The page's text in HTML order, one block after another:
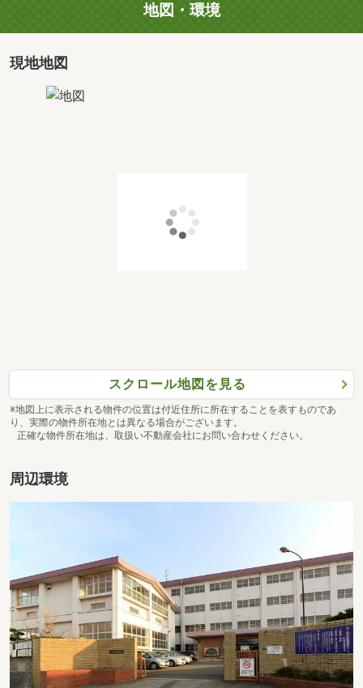
地図・環境
現地地図
スクロール地図を見る
※地図上に表示される物件の位置は付近住所に所在することを表すものであ
り、実際の物件所在地とは異なる場合がございます。
正確な物件所在地は、取扱い不動産会社にお問い合わせください。
周辺環境